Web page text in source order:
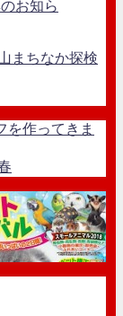
まちなか探検
を作ってきま